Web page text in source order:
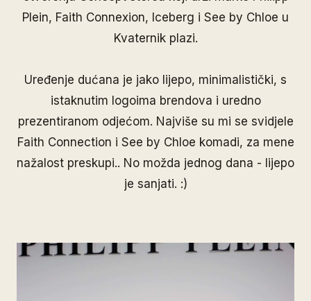
Plein, Faith Connexion, Iceberg i See by Chloe u
Kvaternik plazi.
Uređenje dućana je jako lijepo, minimalistički, s
istaknutim logoima brendova i uredno
prezentiranom odjećom. Najviše su mi se svidjele
Faith Connection i See by Chloe komadi, za mene
nažalost preskupi.. No možda jednog dana - lijepo
je sanjati. :)